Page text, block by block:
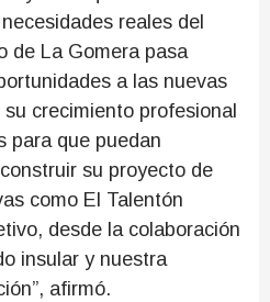
reales del
de La Gomera pasa
a las nuevas
crecimiento profesional
para que puedan
su proyecto de
como El Talentón
desde la colaboración
insular y nuestra
afirmó.